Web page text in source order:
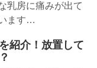
乳房に痛みが出て
ます…
紹介！放置して